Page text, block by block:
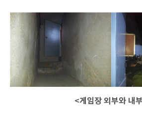
<게임장 외부와 내